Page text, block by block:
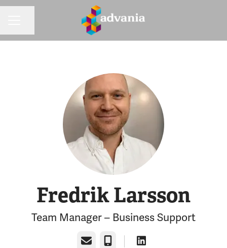
Fredrik Larsson
Team Manager – Business Support
E-post Telefon